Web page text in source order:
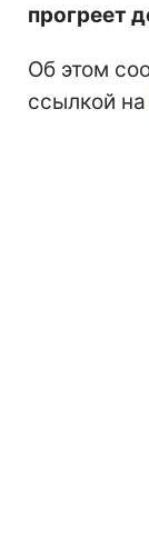
прогреет
Об этом
ссылкой на